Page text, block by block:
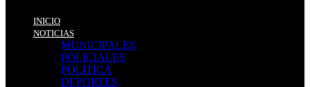
INICIO
NOTICIAS
MUNICIPALES
POLICIALES
POLITICA
DEPORTES